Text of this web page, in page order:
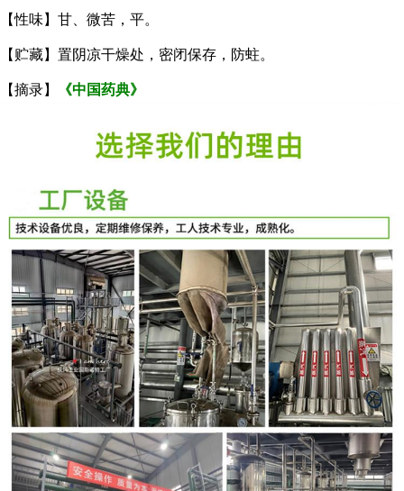
【性味】甘、微苦，平。
【贮藏】置阴凉干燥处，密闭保存，防蛀。
【摘录】 《中国药典》